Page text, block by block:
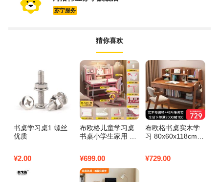
苏宁服务
猜你喜欢
书桌学习桌1 螺丝
优质
¥2.00
布欧格儿童学习桌
书桌小学生家用 至
菌乳胶/矫姿器/台
畅销款
¥699.00
布欧格书桌实木学
习 80x60x118cm
¥729.00